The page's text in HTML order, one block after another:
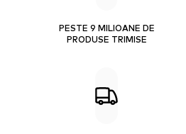
PESTE 9 MILIOANE DE
PRODUSE TRIMISE